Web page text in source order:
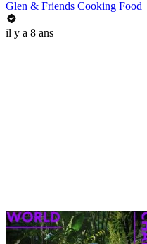
Glen & Friends Cooking Food
il y a 8 ans